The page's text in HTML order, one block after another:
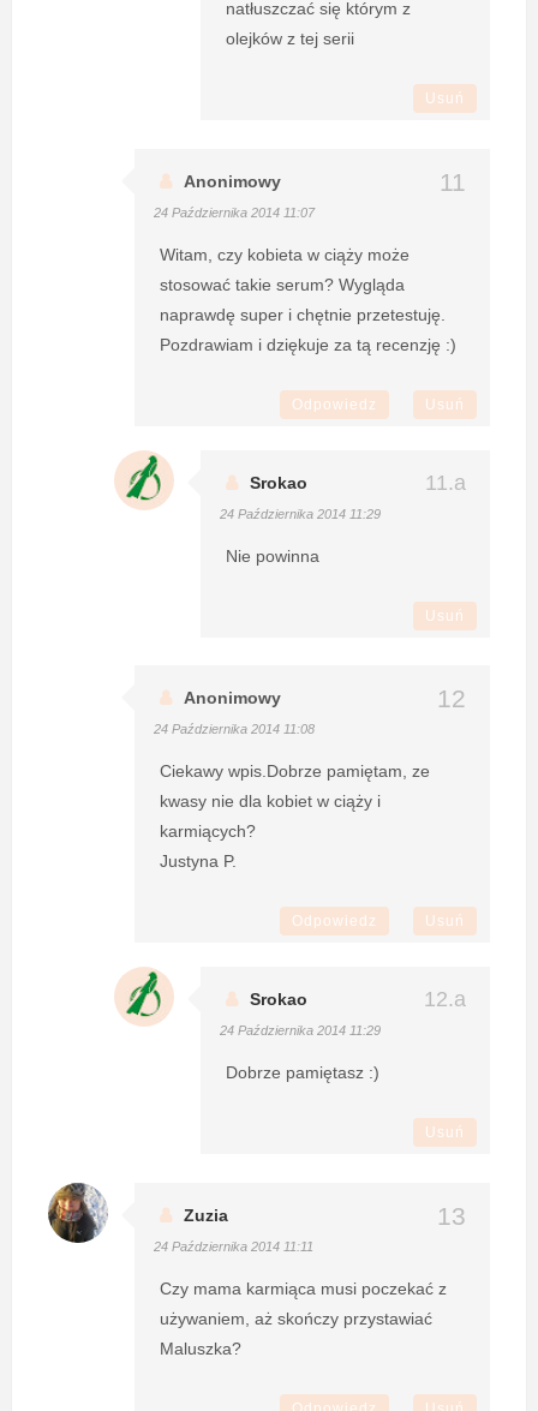
natłuszczać się którym z
olejków z tej serii
Usuń
Anonimowy
24 Października 2014 11:07
Witam, czy kobieta w ciąży może
stosować takie serum? Wygląda
naprawdę super i chętnie przetestuję.
Pozdrawiam i dziękuje za tą recenzję :)
Odpowiedz Usuń
Srokao
24 Października 2014 11:29
Nie powinna
Usuń
Anonimowy
24 Października 2014 11:08
Ciekawy wpis.Dobrze pamiętam, ze
kwasy nie dla kobiet w ciąży i
karmiących?
Justyna P.
Odpowiedz Usuń
Srokao
24 Października 2014 11:29
Dobrze pamiętasz :)
Usuń
Zuzia
24 Października 2014 11:11
Czy mama karmiąca musi poczekać z
używaniem, aż skończy przystawiać
Maluszka?